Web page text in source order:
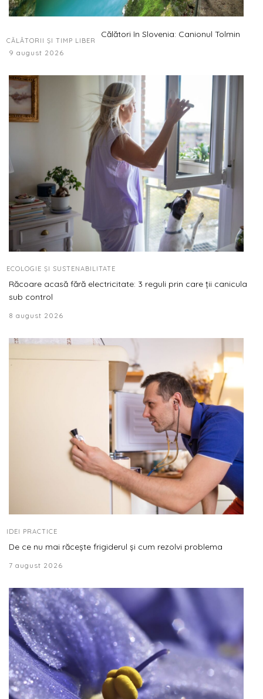
CĂLĂTORII ȘI TIMP LIBER
Călători în Slovenia: Canionul Tolmin
9 august 2026
ECOLOGIE ȘI SUSTENABILITATE
Răcoare acasă fără electricitate: 3 reguli prin care ții canicula
sub control
8 august 2026
IDEI PRACTICE
De ce nu mai răcește frigiderul și cum rezolvi problema
7 august 2026